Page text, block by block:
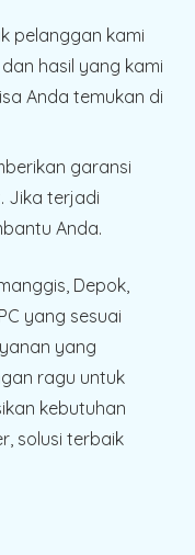
pelanggan kami
hasil yang kami
Anda temukan di
garansi
Jika terjadi
Anda.
Depok,
yang sesuai
yang
ragu untuk
kebutuhan
solusi terbaik